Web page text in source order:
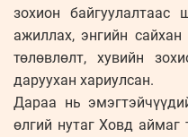
зохион
ажиллах, энгийн
төлөвлөлт, хувийн
даруухан хариулсан.
Дараа нь
өлгий нутаг Ховд аймаг